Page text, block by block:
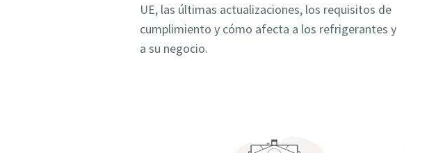
UE, las últimas actualizaciones, los requisitos de
cumplimiento y cómo afecta a los refrigerantes y